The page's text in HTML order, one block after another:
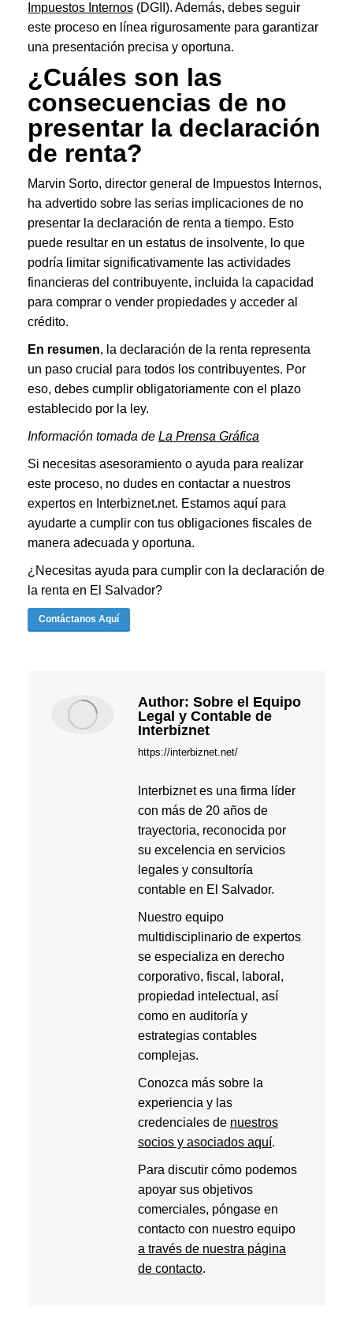
Impuestos Internos (DGII). Además, debes seguir
este proceso en línea rigurosamente para garantizar
una presentación precisa y oportuna.
¿Cuáles son las
consecuencias de no
presentar la declaración
de renta?
Marvin Sorto, director general de Impuestos Internos,
ha advertido sobre las serias implicaciones de no
presentar la declaración de renta a tiempo. Esto
puede resultar en un estatus de insolvente, lo que
podría limitar significativamente las actividades
financieras del contribuyente, incluida la capacidad
para comprar o vender propiedades y acceder al
crédito.
En resumen, la declaración de la renta representa
un paso crucial para todos los contribuyentes. Por
eso, debes cumplir obligatoriamente con el plazo
establecido por la ley.
Información tomada de La Prensa Gráfica
Si necesitas asesoramiento o ayuda para realizar
este proceso, no dudes en contactar a nuestros
expertos en Interbiznet.net. Estamos aquí para
ayudarte a cumplir con tus obligaciones fiscales de
manera adecuada y oportuna.
¿Necesitas ayuda para cumplir con la declaración de
la renta en El Salvador?
Contáctanos Aquí
Author: Sobre el Equipo
Legal y Contable de
Interbiznet
https://interbiznet.net/
Interbiznet es una firma líder
con más de 20 años de
trayectoria, reconocida por
su excelencia en servicios
legales y consultoría
contable en El Salvador.
Nuestro equipo
multidisciplinario de expertos
se especializa en derecho
corporativo, fiscal, laboral,
propiedad intelectual, así
como en auditoría y
estrategias contables
complejas.
Conozca más sobre la
experiencia y las
credenciales de nuestros
socios y asociados aquí.
Para discutir cómo podemos
apoyar sus objetivos
comerciales, póngase en
contacto con nuestro equipo
a través de nuestra página
de contacto.